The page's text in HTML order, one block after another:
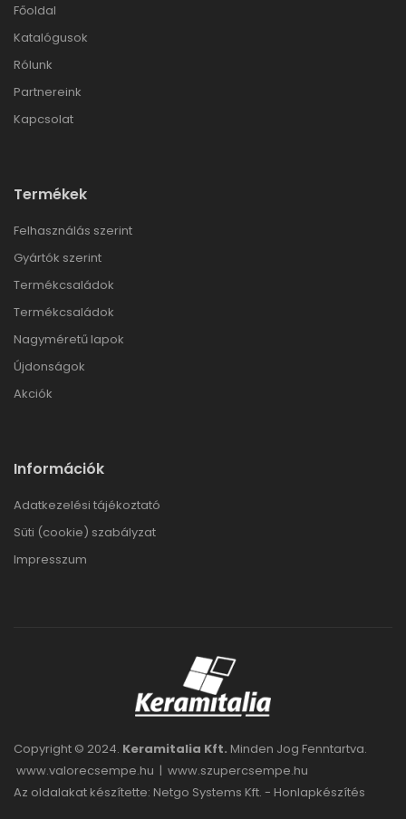
Főoldal
Katalógusok
Rólunk
Partnereink
Kapcsolat
Termékek
Felhasználás szerint
Gyártók szerint
Termékcsaládok
Termékcsaládok
Nagyméretű lapok
Újdonságok
Akciók
Információk
Adatkezelési tájékoztató
Süti (cookie) szabályzat
Impresszum
Copyright © 2024. Keramitalia Kft. Minden Jog Fenntartva.
www.valorecsempe.hu | www.szupercsempe.hu
Az oldalakat készítette: Netgo Systems Kft. - Honlapkészítés